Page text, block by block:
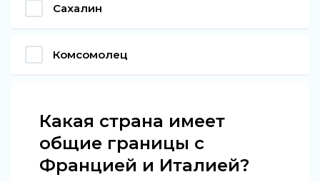
Сахалин
Комсомолец
Какая страна имеет
общие границы с
Францией и Италией?